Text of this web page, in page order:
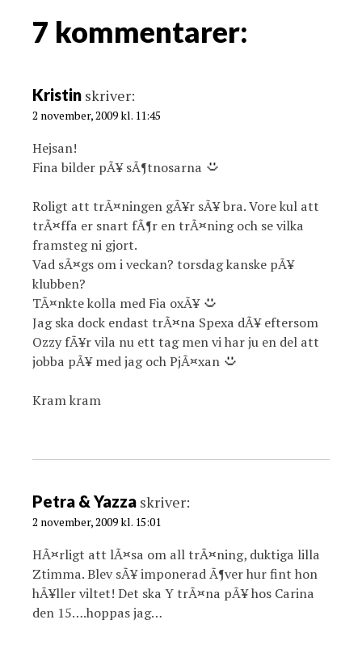
g
a
i
o
7 kommentarer:
Kristin skriver:
2 november, 2009 kl. 11:45
Hejsan!
Fina bilder pÃ¥ sÃ¶tnosarna
Roligt att trÃ¤ningen gÃ¥r sÃ¥ bra. Vore kul att
trÃ¤ffa er snart fÃ¶r en trÃ¤ning och se vilka
framsteg ni gjort.
Vad sÃ¤gs om i veckan? torsdag kanske pÃ¥
klubben?
TÃ¤nkte kolla med Fia oxÃ¥
Jag ska dock endast trÃ¤na Spexa dÃ¥ eftersom
Ozzy fÃ¥r vila nu ett tag men vi har ju en del att
jobba pÃ¥ med jag och PjÃ¤xan
Kram kram
Petra & Yazza skriver:
2 november, 2009 kl. 15:01
HÃ¤rligt att lÃ¤sa om all trÃ¤ning, duktiga lilla
Ztimma. Blev sÃ¥ imponerad Ã¶ver hur fint hon
hÃ¥ller viltet! Det ska Y trÃ¤na pÃ¥ hos Carina
den 15….hoppas jag…